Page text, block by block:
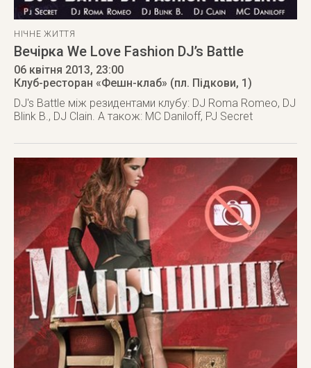
НІЧНЕ ЖИТТЯ
Вечірка We Love Fashion DJ’s Battle
06 квітня 2013, 23:00
Клуб-ресторан «Фешн-клаб» (пл. Підкови, 1)
DJ's Battle між резидентами клубу: DJ Roma Romeo, DJ
Blink B., DJ Clain. А також: MC Daniloff, PJ Secret